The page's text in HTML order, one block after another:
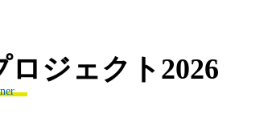
ロジェクト2026